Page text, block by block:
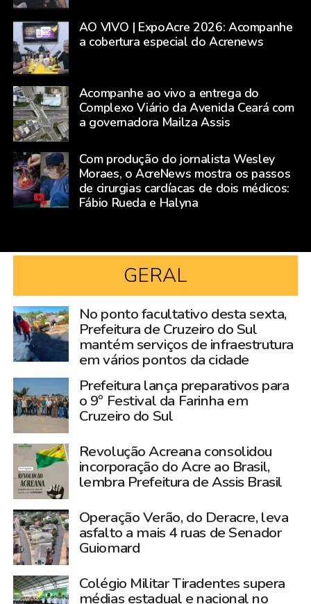
AO VIVO | ExpoAcre 2026: Acompanhe
a cobertura especial do Acrenews
Acompanhe ao vivo a entrega do
Complexo Viário da Avenida Ceará com
a governadora Mailza Assis
Com produção do jornalista Wesley
Moraes, o AcreNews mostra os passos
de cirurgias cardíacas de dois médicos:
Fábio Rueda e Halyna
GERAL
No ponto facultativo desta sexta,
Prefeitura de Cruzeiro do Sul
mantém serviços de infraestrutura
em vários pontos da cidade
Prefeitura lança preparativos para
o 9º Festival da Farinha em
Cruzeiro do Sul
Revolução Acreana consolidou
incorporação do Acre ao Brasil,
lembra Prefeitura de Assis Brasil
Operação Verão, do Deracre, leva
asfalto a mais 4 ruas de Senador
Guiomard
Colégio Militar Tiradentes supera
médias estadual e nacional no